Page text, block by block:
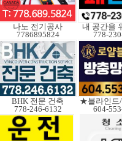
나노 전기공사
7786895824
내 공간을
778-
BHK 전문 건축
778-246-6132
★블라인
604-